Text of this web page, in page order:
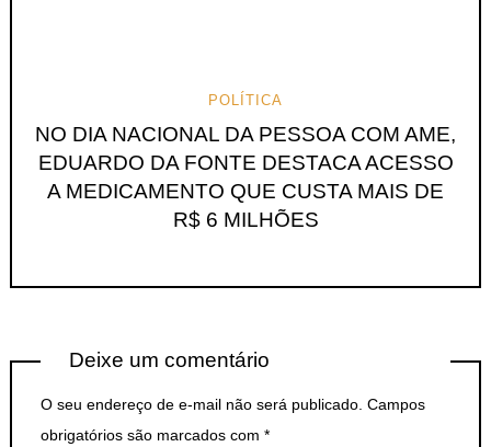
POLÍTICA
NO DIA NACIONAL DA PESSOA COM AME,
EDUARDO DA FONTE DESTACA ACESSO
A MEDICAMENTO QUE CUSTA MAIS DE
R$ 6 MILHÕES
Deixe um comentário
O seu endereço de e-mail não será publicado. Campos
obrigatórios são marcados com *